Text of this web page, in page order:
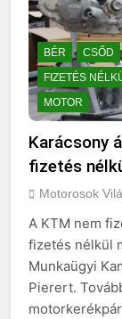
BÉR CSŐD
FIZETÉS
MOTOR
Karácsony
fizetés
Motorosok
A KTM nem
fizetés nélkül
Munkaügyi
Pierert.